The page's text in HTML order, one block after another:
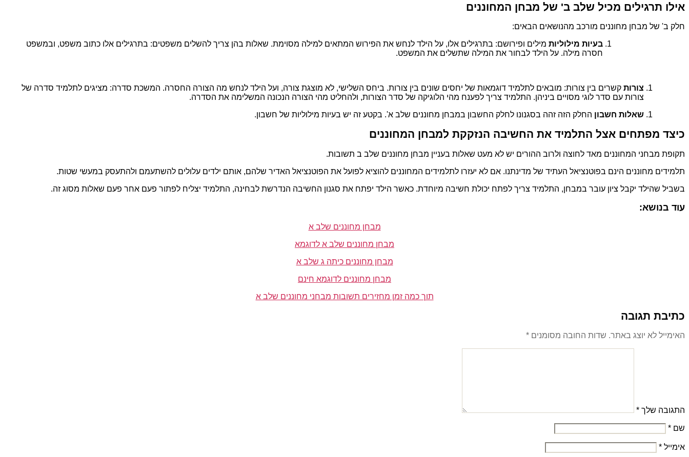
אילו תרגילים מכיל שלב ב' של מבחן המחוננים
חלק ב' של מבחן מחוננים מורכב מהנושאים הבאים:
בעיות מילוליות מילים ופירושם: בתרגילים אלו, על הילד לנחש את הפירוש המתאים למילה מסוימת. שאלות בהן צריך להשלים משפטים: בתרגילים אלו כתוב משפט, ובמשפט
חסרה מילה. על הילד לבחור את המילה שתשלים את המשפט.
צורות קשרים בין צורות: מובאים לתלמיד דוגמאות של יחסים שונים בין צורות. ביחס השלישי, לא מוצגת צורה, ועל הילד לנחש מה הצורה החסרה. המשכת סדרה: מציגים לתלמיד סדרה של
צורות עם סדר לוגי מסויים ביניהן. התלמיד צריך לפענח מהי הלוגיקה של סדר הצורות, ולהחליט מהי הצורה הנכונה המשלימה את הסדרה.
שאלות חשבון החלק הזה זהה בסגנונו לחלק החשבון במבחן מחוננים שלב א'. בקטע זה יש בעיות מילוליות של חשבון.
כיצד מפתחים אצל התלמיד את החשיבה הנזקקת למבחן המחוננים
תקופת מבחני המחוננים מאד לחוצה ולרוב ההורים יש לא מעט שאלות בעניין מבחן מחוננים שלב ב תשובות.
תלמידים מחוננים הינם בפוטנציאל העתיד של מדינתנו. אם לא יעזרו לתלמידים המחוננים להוציא לפועל את הפוטנציאל האדיר שלהם, אותם ילדים עלולים להשתעמם ולהתעסק במעשי שטות.
בשביל שהילד יקבל ציון עובר במבחן, התלמיד צריך לפתח יכולת חשיבה מיוחדת. כאשר הילד יפתח את סגנון החשיבה הנדרשת לבחינה, התלמיד יצליח לפתור פעם אחר פעם שאלות מסוג זה.
עוד בנושא:
מבחן מחוננים שלב א
מבחן מחוננים שלב א לדוגמא
מבחן מחוננים כיתה ג שלב א
מבחן מחוננים לדוגמא חינם
תוך כמה זמן מחזירים תשובות מבחני מחוננים שלב א
כתיבת תגובה
האימייל לא יוצג באתר. שדות החובה מסומנים *
התגובה שלך *
שם *
אימייל *